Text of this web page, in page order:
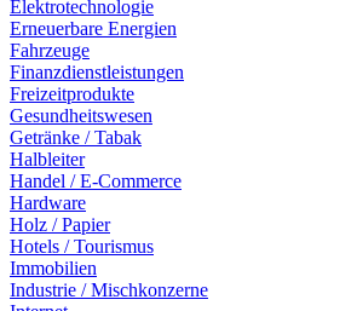
Elektrotechnologie
Erneuerbare Energien
Fahrzeuge
Finanzdienstleistungen
Freizeitprodukte
Gesundheitswesen
Getränke / Tabak
Halbleiter
Handel / E-Commerce
Hardware
Holz / Papier
Hotels / Tourismus
Immobilien
Industrie / Mischkonzerne